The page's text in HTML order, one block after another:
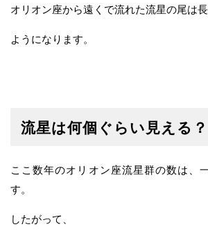
オリオン座から遠くで流れた流星の尾は
ようになります。
流星は何個ぐらい見える？
ここ数年のオリオン座流星群の数は、
す。
したがって、